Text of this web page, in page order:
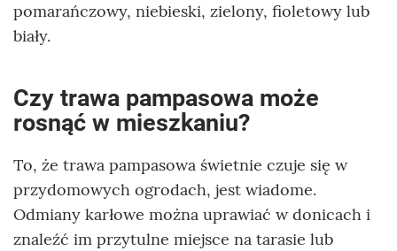
pomarańczowy, niebieski, zielony, fioletowy lub
biały.
Czy trawa pampasowa może
rosnąć w mieszkaniu?
To, że trawa pampasowa świetnie czuje się w
przydomowych ogrodach, jest wiadome.
Odmiany karłowe można uprawiać w donicach i
znaleźć im przytulne miejsce na tarasie lub